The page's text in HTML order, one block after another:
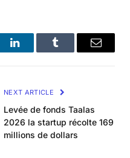
LinkedInTumblr Email
NEXT ARTICLE
Levée de fonds Taalas
2026 la startup récolte 169
millions de dollars